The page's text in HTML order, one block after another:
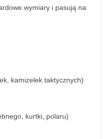
wymiary i pasują na
kamizelek taktycznych)
kurtki, polaru)